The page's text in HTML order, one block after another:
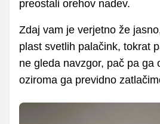
preostali orehov nadev.
Zdaj vam je verjetno že
plast svetlih palačink, tokrat
ne gleda navzgor, pač pa ga
oziroma ga previdno